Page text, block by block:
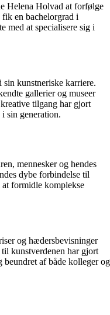
Helena Holvad at forfølge
en bachelorgrad i
med at specialisere sig i
kunstneriske karriere.
gallerier og museer
tilgang har gjort
sin generation.
mennesker og hendes
dybe forbindelse til
formidle komplekse
og hædersbevisninger
kunstverdenen har gjort
beundret af både kolleger og